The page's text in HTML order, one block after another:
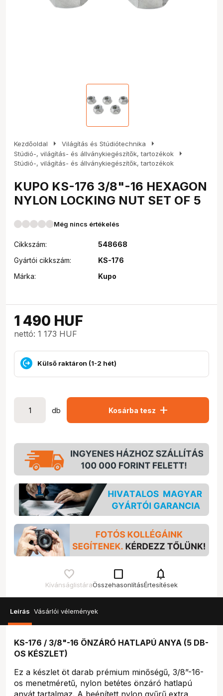
Kezdőoldal arrow_right Világítás és Stúdiótechnika arrow_right
Stúdió-, világítás- és állványkiegészítők, tartozékok arrow_right
Stúdió-, világítás- és állványkiegészítők, tartozékok
KUPO KS-176 3/8"-16 HEXAGON
NYLON LOCKING NUT SET OF 5
Még nincs értékelés
Cikkszám:
548668
Gyártói cikkszám:
KS-176
Márka:
Kupo
1 490 HUF
nettó: 1 173 HUF
Külső raktáron (1-2 hét)
db Kosárba tesz add
Kívánságlistára
check_box_outline_blank
Összehasonlítás
notifications
Értesítések
Leírás Vásárlói vélemények
KS-176 / 3/8"-16 ÖNZÁRÓ HATLAPÚ ANYA (5 DB-
OS KÉSZLET)
Ez a készlet öt darab prémium minőségű, 3/8”-16-
os menetméretű, nylon betétes önzáró hatlapú
anyát tartalmaz. A beépített nylon gyűrű extra